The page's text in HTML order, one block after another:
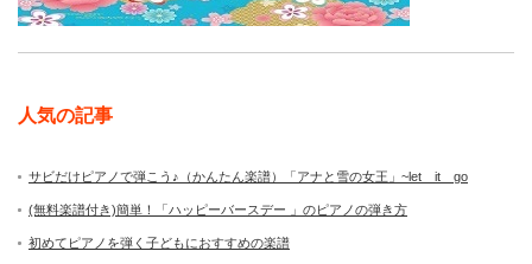
人気の記事
サビだけピアノで弾こう♪（かんたん楽譜）「アナと雪の女王」~let it go
(無料楽譜付き)簡単！「ハッピーバースデー 」のピアノの弾き方
初めてピアノを弾く子どもにおすすめの楽譜